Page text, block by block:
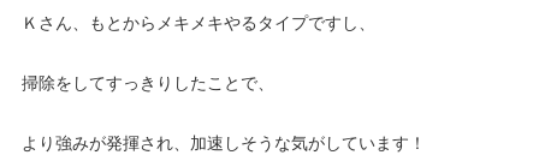
Ｋさん、もとからメキメキやるタイプですし、
掃除をしてすっきりしたことで、
より強みが発揮され、加速しそうな気がしています！